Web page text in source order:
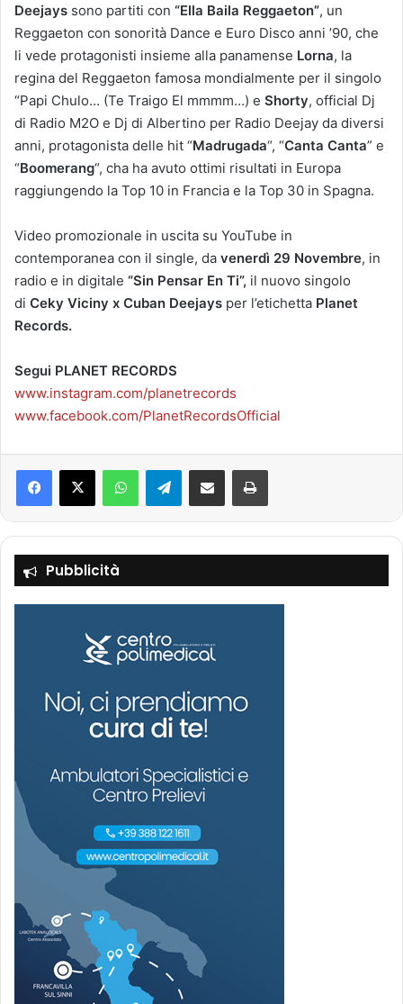
Deejays sono partiti con “Ella Baila Reggaeton”, un
Reggaeton con sonorità Dance e Euro Disco anni ’90, che
li vede protagonisti insieme alla panamense Lorna, la
regina del Reggaeton famosa mondialmente per il singolo
“Papi Chulo… (Te Traigo El mmmm…) e Shorty, official Dj
di Radio M2O e Dj di Albertino per Radio Deejay da diversi
anni, protagonista delle hit “Madrugada“, “Canta Canta” e
“Boomerang“, cha ha avuto ottimi risultati in Europa
raggiungendo la Top 10 in Francia e la Top 30 in Spagna.
Video promozionale in uscita su YouTube in
contemporanea con il single, da venerdì 29 Novembre, in
radio e in digitale “Sin Pensar En Ti”, il nuovo singolo
di Ceky Viciny x Cuban Deejays per l’etichetta Planet
Records.
Segui PLANET RECORDS
www.instagram.com/planetrecords
www.facebook.com/PlanetRecordsOfficial
Telegram
Pubblicità